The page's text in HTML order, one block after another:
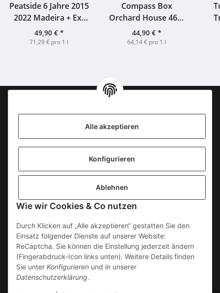
Alle akzeptieren
Konfigurieren
Ablehnen
Wie wir Cookies & Co nutzen
Durch Klicken auf „Alle akzeptieren“ gestatten Sie den
Einsatz folgender Dienste auf unserer Website:
ReCaptcha. Sie können die Einstellung jederzeit ändern
(Fingerabdruck-Icon links unten). Weitere Details finden
Sie unter Konfigurieren und in unserer
Datenschutzerklärung.
Peatside 6 Jahre 2015
2022 Madeira + Ex-
Islay Cask Murray
McDavid 50% 0,7l
49,90 € *
71,29 € pro 1 l
Compass Box
Orchard House 46%
0,7l
44,90 € *
64,14 € pro 1 l
SICHERE ZAHLUNGSWEISEN
Gesetzliche Informationen